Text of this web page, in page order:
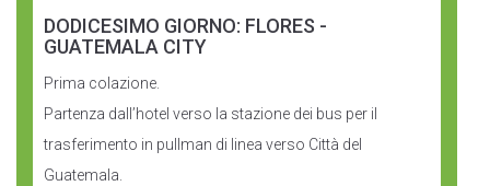
DODICESIMO GIORNO: FLORES -
GUATEMALA CITY
Prima colazione.
Partenza dall’hotel verso la stazione dei bus per il
trasferimento in pullman di linea verso Città del
Guatemala.